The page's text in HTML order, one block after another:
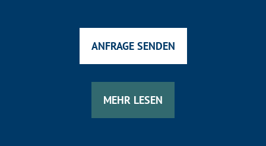
ANFRAGE SENDEN
MEHR LESEN